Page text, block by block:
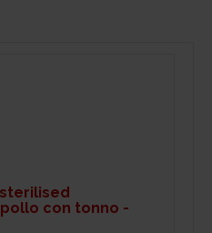
con tonno -